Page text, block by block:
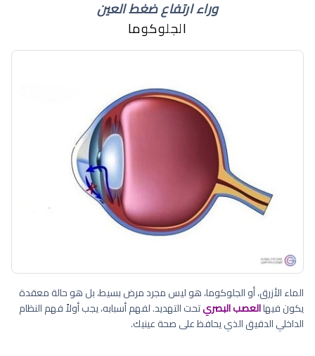
وراء ارتفاع ضغط العين
الجلوكوما
الماء الأزرق، أو الجلوكوما، هو ليس مجرد مرض بسيط، بل هو حالة معقدة
يكون فيهاالعصب البصريتحت التهديد. لفهم أسبابه، يجب أولاً فهم النظام
الداخلي الدقيق الذي يحافظ على صحة عينيك.